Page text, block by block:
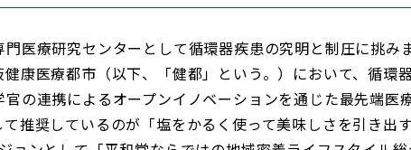
医療研究センターとして循環器疾患の究明と制圧に挑みま
康医療都市（以下、「健都」という。）において、循環
の連携によるオープンイノベーションを通じた最先端医
推奨しているのが「塩をかるく使って美味しさを引き出